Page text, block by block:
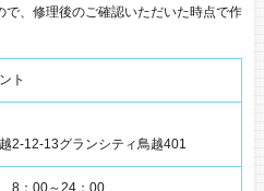
、修理後のご確認いただいた時点で作
ト
2-12-13グランシティ鳥越401